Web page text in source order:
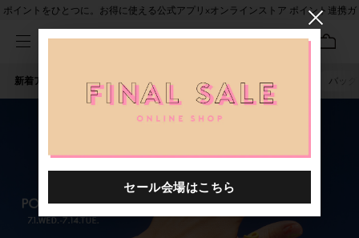
ポイントをひとつに。お得に使える公式アプリ×オンラインストア ポイント連携ガ
新着アイテム 人気ワード セール 40th限定 バッグ